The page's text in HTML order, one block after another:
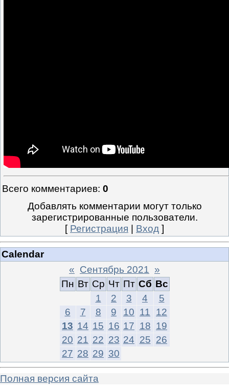
Всего комментариев: 0
Добавлять комментарии могут только
зарегистрированные пользователи.
[ Регистрация Вход ]
Calendar
« Сентябрь 2021 »
Пн Вт Ср Чт Пт Сб Вс
1
2 3 4
5
6
7 8 9 10 11
12
13 14 15 16 17 18 19
20 21 22 23 24 25 26
27 28 29 30
Полная версия сайта